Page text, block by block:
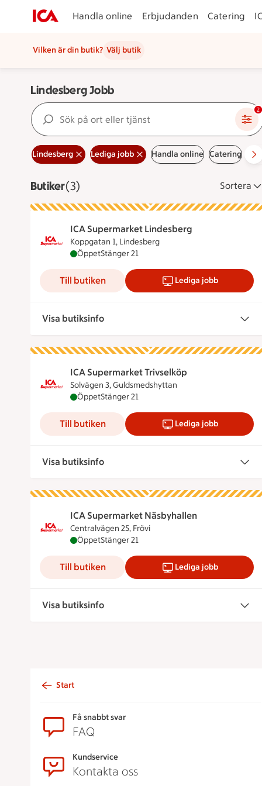
Handla online Erbjudanden Catering
Vilken är din butik? Välj butik
Lindesberg Jobb
Sök på ort eller tjänst 2
Lindesberg Lediga jobb Handla online Catering
ButikerVisar 3 stycken
(3) Sortera
ICA Supermarket Lindesberg
Koppgatan 1, Lindesberg
ICA Supermarket Lindesberg är öppen nu,
ÖppetStänger 21
Till butiken Lediga jobb
Visa butiksinfo
ICA Supermarket Trivselköp
Solvägen 3, Guldsmedshyttan
ICA Supermarket Trivselköp är öppen nu,
ÖppetStänger 21
Till butiken Lediga jobb
Visa butiksinfo
ICA Supermarket Näsbyhallen
Centralvägen 25, Frövi
ICA Supermarket Näsbyhallen är öppen nu,
ÖppetStänger 21
Till butiken Lediga jobb
Visa butiksinfo
Start
Få snabbt svar
FAQ
Kundservice
Kontakta oss